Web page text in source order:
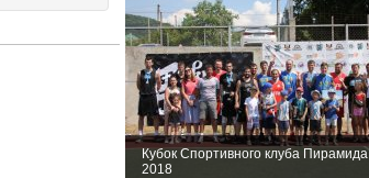
Кубок Спортивного клуба Пирамида
2018